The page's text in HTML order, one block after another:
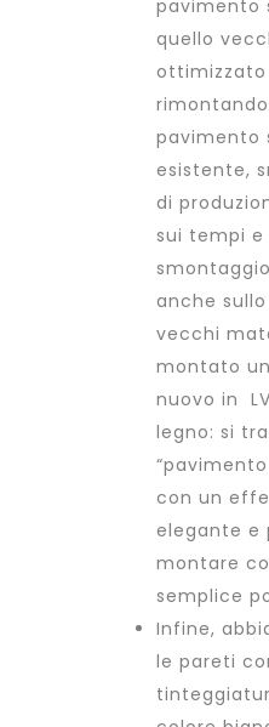
pavimento
quello
pavimento
esistente,
di
sui tempi
anche
vecchi
montato
nuovo in
legno: si
con un
elegante e
montare
semplice
Infine,
le pareti